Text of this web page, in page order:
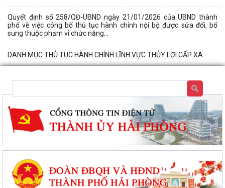
Quyết định số 258/QĐ-UBND ngày 21/01/2026 của UBND thành
phố về việc công bố thủ tục hành chính nội bộ được sửa đổi, bổ
sung thuộc phạm vi chức năng...
DANH MỤC THỦ TỤC HÀNH CHÍNH LĨNH VỰC THỦY LỢI CẤP XÃ